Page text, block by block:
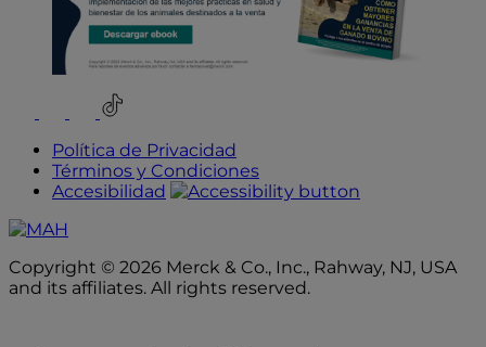
Instagram
Facebook
TikTok
Política de Privacidad
Términos y Condiciones
Accesibilidad
Copyright © 2026 Merck & Co., Inc., Rahway, NJ, USA
and its affiliates. All rights reserved.